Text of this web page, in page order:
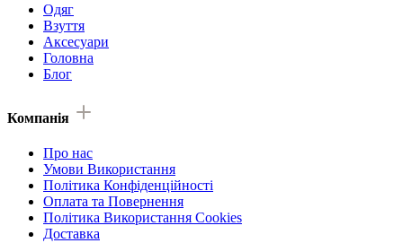
Одяг
Взуття
Аксесуари
Головна
Блог
Компанія
Про нас
Умови Використання
Політика Конфіденційності
Оплата та Повернення
Політика Використання Cookies
Доставка